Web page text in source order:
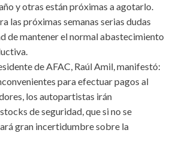
y otras están próximas a agotarlo.
las próximas semanas serias dudas
de mantener el normal abastecimiento
de AFAC, Raúl Amil, manifestó:
para efectuar pagos al
los autopartistas irán
de seguridad, que si no se
gran incertidumbre sobre la